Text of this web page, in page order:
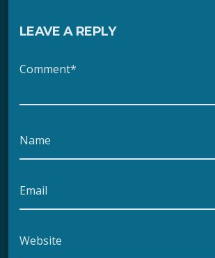
LEAVE A REPLY
Comment*
Name
Email
Website